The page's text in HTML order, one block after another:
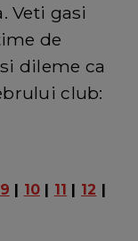
Veti gasi
de
dileme ca
club:
9 | 10 | 11 | 12 |